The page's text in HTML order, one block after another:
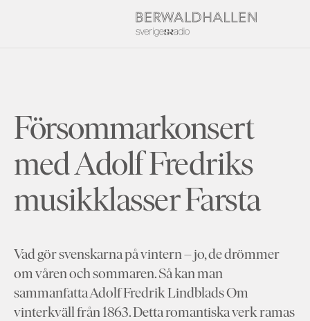
Försommarkonsert
med Adolf Fredriks
musikklasser Farsta
Vad gör svenskarna på vintern – jo, de drömmer
om våren och sommaren. Så kan man
sammanfatta Adolf Fredrik Lindblads Om
vinterkväll från 1863. Detta romantiska verk ramas